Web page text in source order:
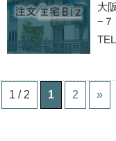
大
−７
1 / 2 1 2 »